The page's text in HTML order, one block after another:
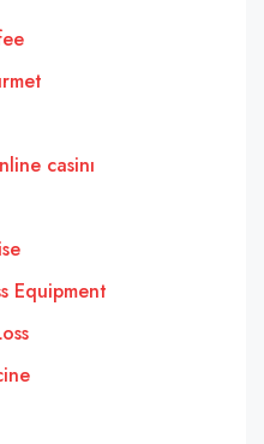
casinı
Equipment